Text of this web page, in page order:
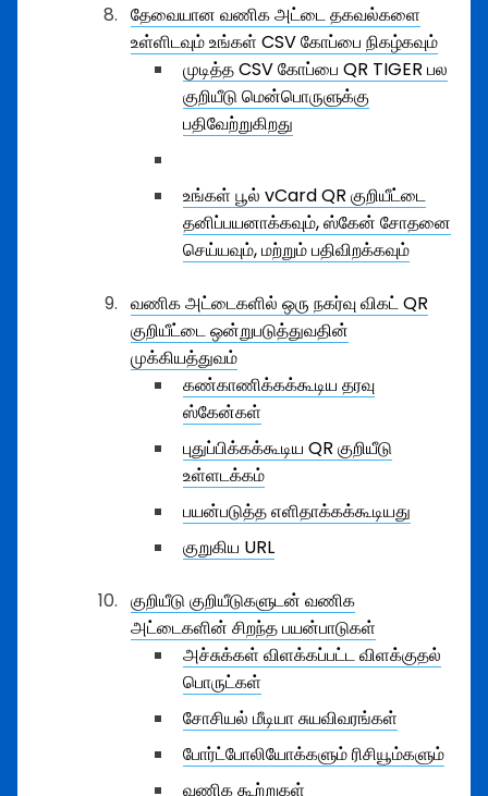
தேவையான வணிக அட்டை தகவல்களை
உள்ளிடவும் உங்கள் CSV கோப்பை நிகழ்கவும்
முடித்த CSV கோப்பை QR TIGER பல
குறியீடு மென்பொருளுக்கு
பதிவேற்றுகிறது
உங்கள் பூல் vCard QR குறியீட்டை
தனிப்பயனாக்கவும், ஸ்கேன் சோதனை
செய்யவும், மற்றும் பதிவிறக்கவும்
வணிக அட்டைகளில் ஒரு நகர்வு விகட் QR
குறியீட்டை ஒன்றுபடுத்துவதின்
முக்கியத்துவம்
கண்காணிக்கக்கூடிய தரவு
ஸ்கேன்கள்
புதுப்பிக்கக்கூடிய QR குறியீடு
உள்ளடக்கம்
பயன்படுத்த எளிதாக்கக்கூடியது
குறுகிய URL
குறியீடு குறியீடுகளுடன் வணிக
அட்டைகளின் சிறந்த பயன்பாடுகள்
அச்சுக்கள் விளக்கப்பட்ட விளக்குதல்
பொருட்கள்
சோசியல் மீடியா சுயவிவரங்கள்
போர்ட்போலியோக்களும் ரிசியூம்களும்
வணிக கூற்றுகள்